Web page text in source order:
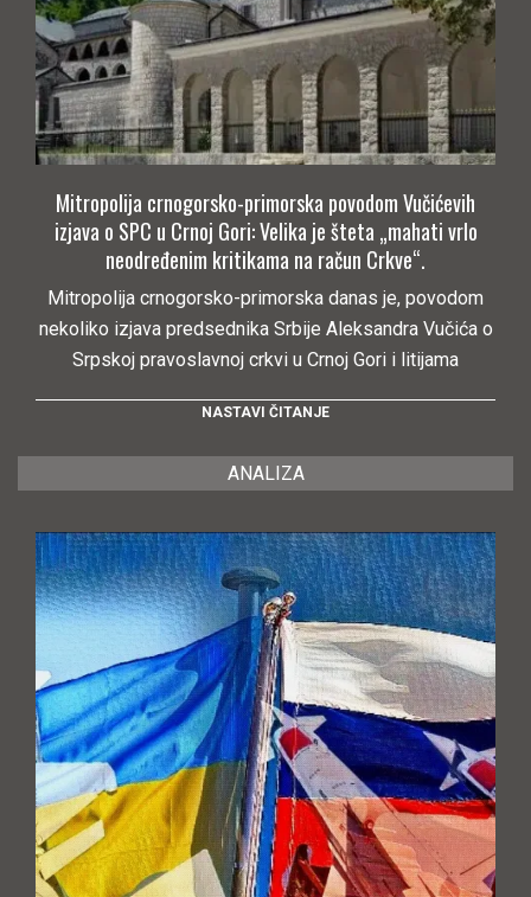
Mitropolija crnogorsko-primorska povodom Vučićevih
izjava o SPC u Crnoj Gori: Velika je šteta „mahati vrlo
neodređenim kritikama na račun Crkve“.
Mitropolija crnogorsko-primorska danas je, povodom
nekoliko izjava predsednika Srbije Aleksandra Vučića o
Srpskoj pravoslavnoj crkvi u Crnoj Gori i litijama
NASTAVI ČITANJE
ANALIZA